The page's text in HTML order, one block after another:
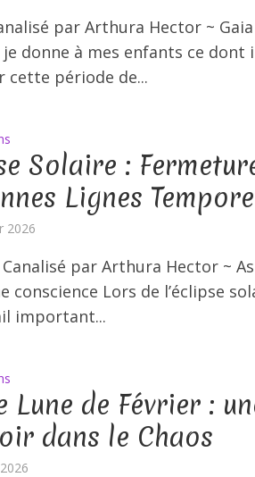
par Arthura Hector ~
donne à mes enfants ce
cette période de...
Solaire :
Lignes
2026
par Arthura Hector ~
conscience Lors de l’éclipse
important...
Lune de Février :
dans le Chaos